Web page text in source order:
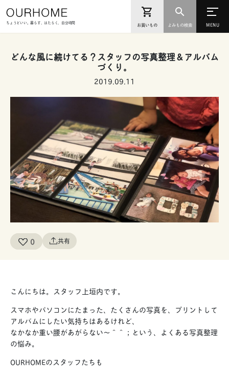
ちょうどいい。暮らす、はたらく、自分時間
どんな風に続けてる？スタッフの写真整理＆アルバム
づくり。
2019.09.11
0 共有
こんにちは。スタッフ上垣内です。
スマホやパソコンにたまった、たくさんの写真を、プリントして
アルバムにしたい気持ちはあるけれど、
なかなか重い腰があがらない〜＾＾；という、よくある写真整理
の悩み。
OURHOMEのスタッフたちも
お買いもの よみもの検索